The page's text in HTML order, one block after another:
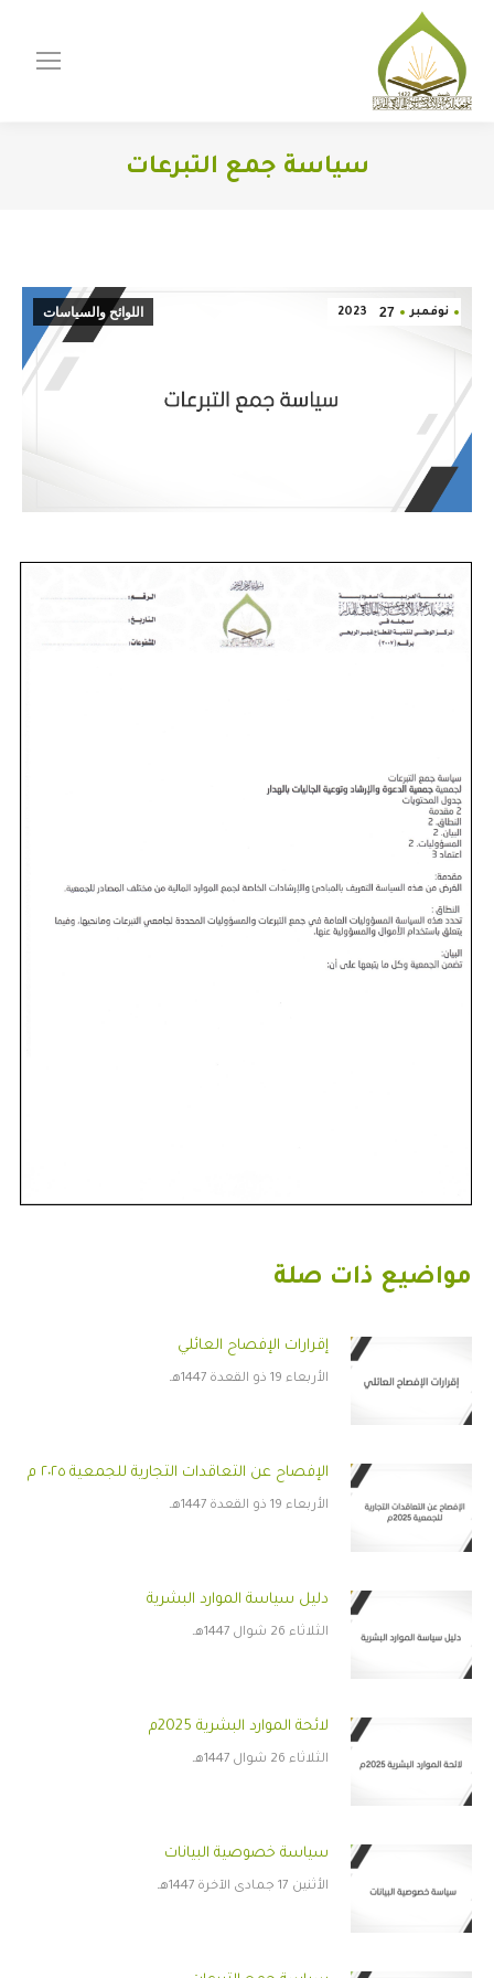
سياسة جمع التبرعات
نوفمبر 27
2023 اللوائح والسياسات
مواضيع ذات صلة
إقرارات الإفصاح العائلي
الأربعاء 19 ذو القعدة 1447هـ
الإفصاح عن التعاقدات التجارية للجمعية ٢٠٢٥ م
الأربعاء 19 ذو القعدة 1447هـ
دليل سياسة الموارد البشرية
الثلاثاء 26 شوال 1447هـ
لائحة الموارد البشرية 2025م
الثلاثاء 26 شوال 1447هـ
سياسة خصوصية البيانات
الأثنين 17 جمادى الآخرة 1447هـ